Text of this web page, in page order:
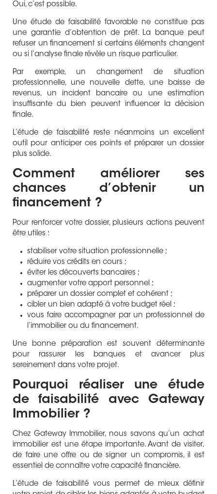
Oui, c’est possible.
Une étude de faisabilité favorable ne constitue pas
une garantie d’obtention de prêt. La banque peut
refuser un financement si certains éléments changent
ou si l’analyse finale révèle un risque particulier.
Par exemple, un changement de situation
professionnelle, une nouvelle dette, une baisse de
revenus, un incident bancaire ou une estimation
insuffisante du bien peuvent influencer la décision
finale.
L’étude de faisabilité reste néanmoins un excellent
outil pour anticiper ces points et préparer un dossier
plus solide.
Comment améliorer ses
chances d’obtenir un
financement ?
Pour renforcer votre dossier, plusieurs actions peuvent
être utiles :
stabiliser votre situation professionnelle ;
réduire vos crédits en cours ;
éviter les découverts bancaires ;
augmenter votre apport personnel ;
préparer un dossier complet et cohérent ;
cibler un bien adapté à votre budget réel ;
vous faire accompagner par un professionnel de
l’immobilier ou du financement.
Une bonne préparation est souvent déterminante
pour rassurer les banques et avancer plus
sereinement dans votre projet.
Pourquoi réaliser une étude
de faisabilité avec Gateway
Immobilier ?
Chez Gateway Immobilier, nous savons qu’un achat
immobilier est une étape importante. Avant de visiter,
de faire une offre ou de signer un compromis, il est
essentiel de connaître votre capacité financière.
L’étude de faisabilité vous permet de mieux définir